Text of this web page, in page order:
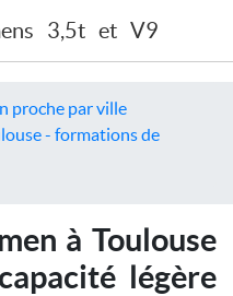
3,5t et V9
proche par ville
- formations de
à Toulouse
légère